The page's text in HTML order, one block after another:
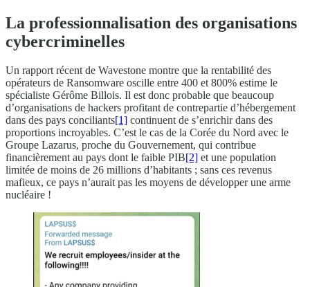
La professionnalisation des organisations
cybercriminelles
Un rapport récent de Wavestone montre que la rentabilité des
opérateurs de Ransomware oscille entre 400 et 800% estime le
spécialiste Gérôme Billois. Il est donc probable que beaucoup
d’organisations de hackers profitant de contrepartie d’hébergement
dans des pays conciliants[1] continuent de s’enrichir dans des
proportions incroyables. C’est le cas de la Corée du Nord avec le
Groupe Lazarus, proche du Gouvernement, qui contribue
financièrement au pays dont le faible PIB[2] et une population
limitée de moins de 26 millions d’habitants ; sans ces revenus
mafieux, ce pays n’aurait pas les moyens de développer une arme
nucléaire !